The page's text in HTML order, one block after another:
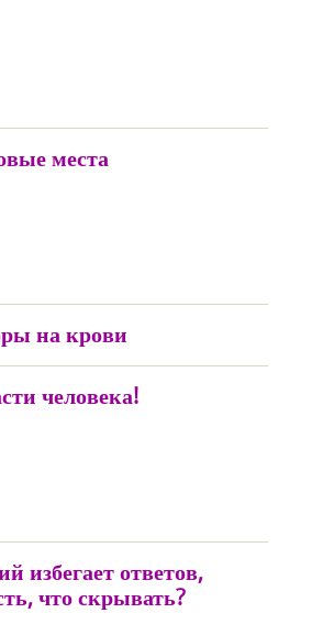
места
на крови
человека!
избегает ответов,
что скрывать?